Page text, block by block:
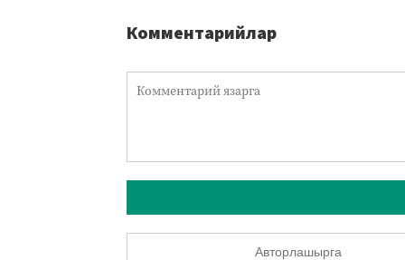
Комментарийлар
Авторлашырга